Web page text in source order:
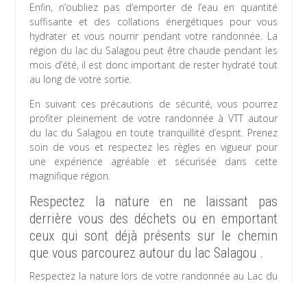
Enfin, n’oubliez pas d’emporter de l’eau en quantité
suffisante et des collations énergétiques pour vous
hydrater et vous nourrir pendant votre randonnée. La
région du lac du Salagou peut être chaude pendant les
mois d’été, il est donc important de rester hydraté tout
au long de votre sortie.
En suivant ces précautions de sécurité, vous pourrez
profiter pleinement de votre randonnée à VTT autour
du lac du Salagou en toute tranquillité d’esprit. Prenez
soin de vous et respectez les règles en vigueur pour
une expérience agréable et sécurisée dans cette
magnifique région.
Respectez la nature en ne laissant pas
derrière vous des déchets ou en emportant
ceux qui sont déjà présents sur le chemin
que vous parcourez autour du lac Salagou .
Respectez la nature lors de votre randonnée au Lac du